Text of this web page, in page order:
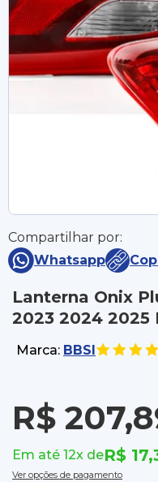
Compartilhar por:
Whatsapp
Lanterna Onix
2023 2024 2025
Marca: BBSI
R$
Em até 12x deR$
Ver opções de pagamento